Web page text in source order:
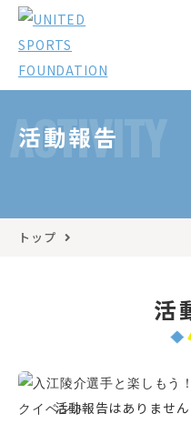
ACTIVITY
活動報告
トップ
活